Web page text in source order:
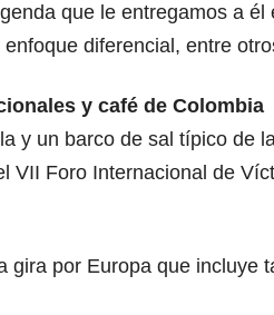
que le entregamos a él
diferencial, entre
y café de Colombia
y un barco de sal típico de
VII Foro Internacional de
gira por Europa que incluye